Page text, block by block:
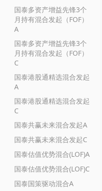
国泰多资产增益先锋3个
月持有混合发起（FOF）
A
国泰多资产增益先锋3个
月持有混合发起（FOF）
C
国泰港股通精选混合发起
A
国泰港股通精选混合发起
C
国泰共赢未来混合发起A
国泰共赢未来混合发起C
国泰估值优势混合(LOF)A
国泰估值优势混合(LOF)C
国泰国策驱动混合A